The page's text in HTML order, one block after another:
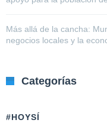
Más allá de la cancha:
negocios locales y la
Categorías
#HOYSÍ